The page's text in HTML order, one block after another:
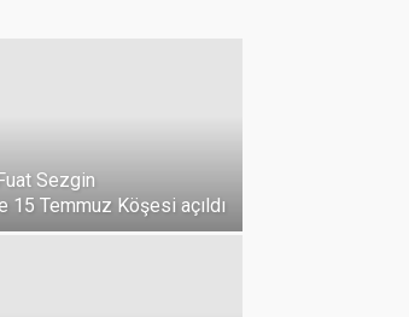
Sezgin
15 Temmuz Köşesi açıldı